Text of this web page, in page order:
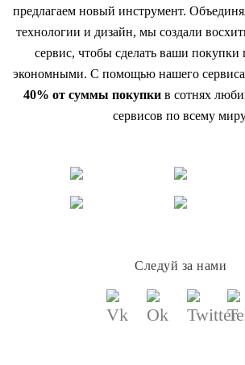
предлагаем новый инструмент.
технологии и дизайн, мы создали
сервис, чтобы сделать ваши покупки
экономными. С помощью нашего
40% от суммы покупкив сотнях
сервисов по всему
Следуй за нами